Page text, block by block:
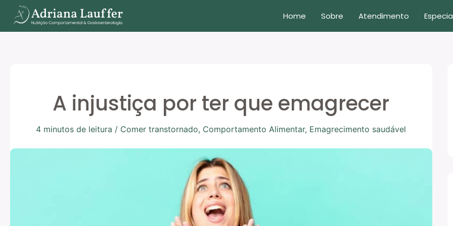
para
o
Home Sobre Atendimento
A injustiça por ter que emagrecer
4 minutos de leitura / Comer transtornado, Comportamento Alimentar, Emagrecimento saudável